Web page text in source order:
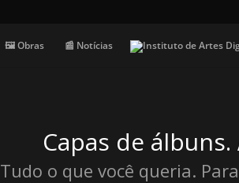
🖼️ Obras 📰 Notícias
Capas de álbuns.
Tudo o que você queria.